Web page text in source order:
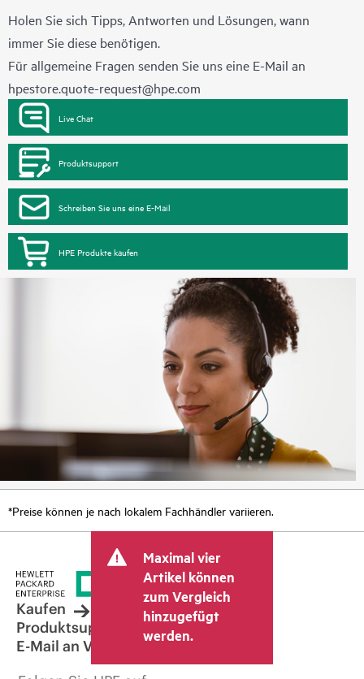
Holen Sie sich Tipps, Antworten und Lösungen, wann
immer Sie diese benötigen.
Für allgemeine Fragen senden Sie uns eine E-Mail an
hpestore.quote-request@hpe.com
Live Chat
Produktsupport
Schreiben Sie uns eine E-Mail
HPE Produkte kaufen
*Preise können je nach lokalem Fachhändler variieren.
Maximal vier
Artikel können
zum Vergleich
hinzugefügt
werden.
Kaufen
Produktsupport
E-Mail an Vertrieb